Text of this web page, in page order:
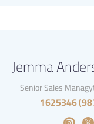
Jemma
Senior Sales